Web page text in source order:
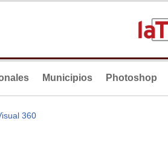
Municipios Photoshop
360